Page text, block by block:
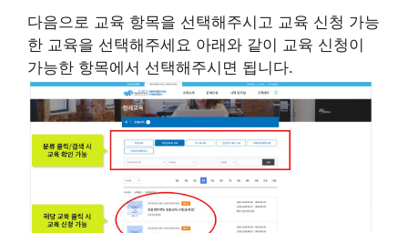
다음으로 교육 항목을 선택해주시고 교육 신청 가능
한 교육을 선택해주세요 아래와 같이 교육 신청이
가능한 항목에서 선택해주시면 됩니다.